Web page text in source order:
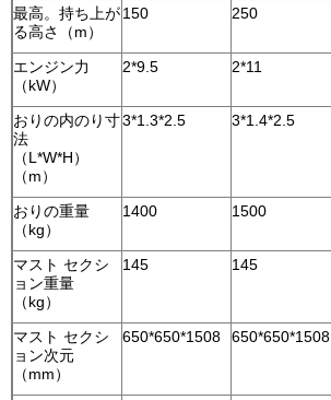
最高。持ち上が
る高さ（m）
150 250
エンジン力
（kW）
2*9.5 2*11
おりの内のり寸
法
（L*W*H）
（m）
3*1.3*2.5 3*1.4*2.5
おりの重量
（kg）
1400 1500
マスト セクシ
ョン重量
（kg）
145 145
マスト セクシ
ョン次元
（mm）
650*650*1508 650*650*1508